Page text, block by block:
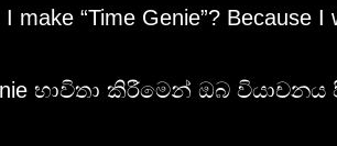
I make Time Genie ? Because I
භාවිතා කිරීමෙන් ඔබ